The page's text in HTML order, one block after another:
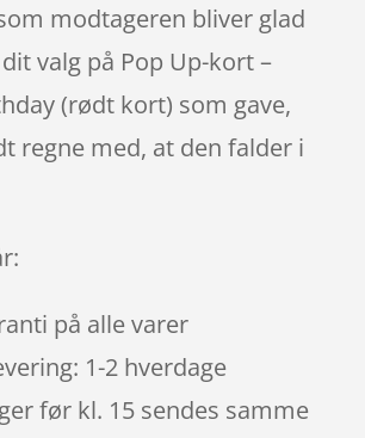
modtageren bliver glad
valg på Pop Up-kort –
(rødt kort) som gave,
regne med, at den falder i
på alle varer
1-2 hverdage
før kl. 15 sendes samme